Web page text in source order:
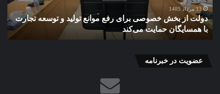
تولید
و
توسعه
تجارت
همسایگان
13 مرداد 1405
دولت از بخش خصوصی برای رفع موانع تولید و توسعه تجارت
با همسایگان حمایت می‌کند
در
عضویت در خبرنامه